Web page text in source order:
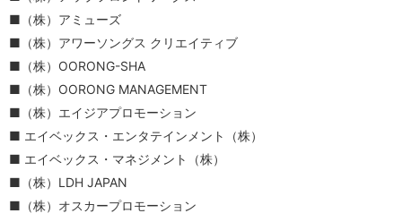
（株）アミューズ
（株）アワーソングス クリエイティブ
（株）OORONG-SHA
（株）OORONG MANAGEMENT
（株）エイジアプロモーション
エイベックス・エンタテインメント（株）
エイベックス・マネジメント（株）
（株）LDH JAPAN
（株）オスカープロモーション